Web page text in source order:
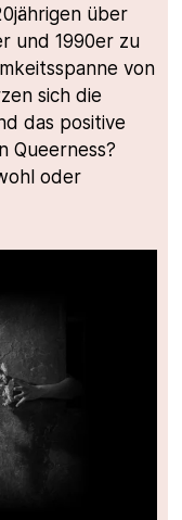
über
und 1990er zu
von
sich die
das positive
Queerness?
oder